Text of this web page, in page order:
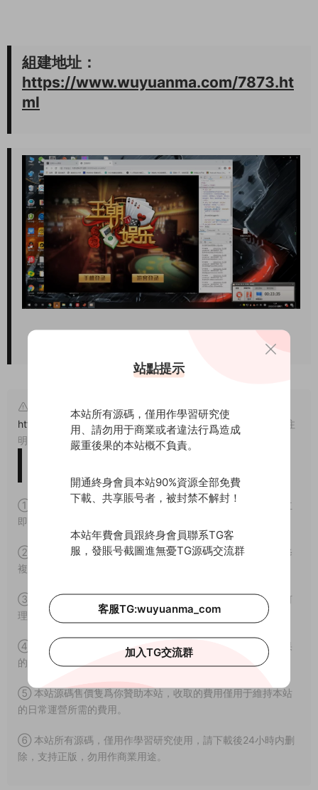
組建地址：
https://www.wuyuanma.com/7873.ht
ml
原文鏈接：
https://www.wuyuanma.com/jxjc/qpdj/8244.html
，轉載請注
明出處。
① 本站所有源碼均爲網上搜集，如涉及或侵害到您的版權請立
即通知我們。
② 如果網盤地址失效，請在個人中心提交工單，我們會盡快修
複下載地址。
③ 本網站所有資源因其特殊性均爲可複制品，所以不支持任何
理由的退款兌現。
④ 由本站提供的源碼拿去用于商業或者違法行爲造成嚴重後果
的本站概不負責。
⑤ 本站源碼售價隻爲你贊助本站，收取的費用僅用于維持本站
的日常運營所需的費用。
⑥ 本站所有源碼，僅用作學習研究使用，請下載後24小時内删
除，支持正版，勿用作商業用途。
站點提示
本站所有源碼，僅用作學習研究使
用、請勿用于商業或者違法行爲造成
嚴重後果的本站概不負責。
開通終身會員本站90%資源全部免費
下載、共享賬号者，被封禁不解封！
本站年費會員跟終身會員聯系TG客
服，發賬号截圖進無憂TG源碼交流群
客服TG:wuyuanma_com
加入TG交流群